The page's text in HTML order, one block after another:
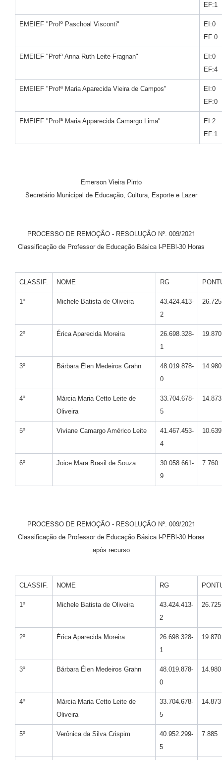
EF:1
EMEIEF "Profº Paschoal Visconti"
EI:0
EF:0
EMEIEF "Profª Anna Ruth Leite Fragnan"
EI:0
EF:4
EMEIEF "Profª Maria Aparecida Vieira de Campos"
EI:0
EF:0
EMEIEF "Profª Maria Apparecida Camargo Lima"
EI:2
EF:1
Emerson Vieira Pinto
Secretário Municipal de Educação, Cultura, Esporte e Lazer
PROCESSO DE REMOÇÃO - RESOLUÇÃO Nº. 009/2021
Classificação de Professor de Educação Básica l-PEBl-30 Horas
CLASSIF. NOME RG
1º Michele Batista de Oliveira
43.424.413-
2
26.725
2º Érica Aparecida Moreira
26.698.328-
1
19.870
3º Bárbara Élen Medeiros Grahn
48.019.878-
0
14.980
4º
Márcia Maria Cetto Leite de
Oliveira
33.704.678-
5
14.873
5º Viviane Camargo Américo Leite
41.467.453-
4
10.639
6º Joice Mara Brasil de Souza
30.058.661-
9
7.760
PROCESSO DE REMOÇÃO - RESOLUÇÃO Nº. 009/2021
Classificação de Professor de Educação Básica l-PEBl-30 Horas
após recurso
CLASSIF. NOME RG
1º Michele Batista de Oliveira
43.424.413-
2
26.725
2º Érica Aparecida Moreira
26.698.328-
1
19.870
3º Bárbara Élen Medeiros Grahn
48.019.878-
0
14.980
4º
Márcia Maria Cetto Leite de
Oliveira
33.704.678-
5
14.873
5º Verônica da Silva Crispim
40.952.299-
5
7.885